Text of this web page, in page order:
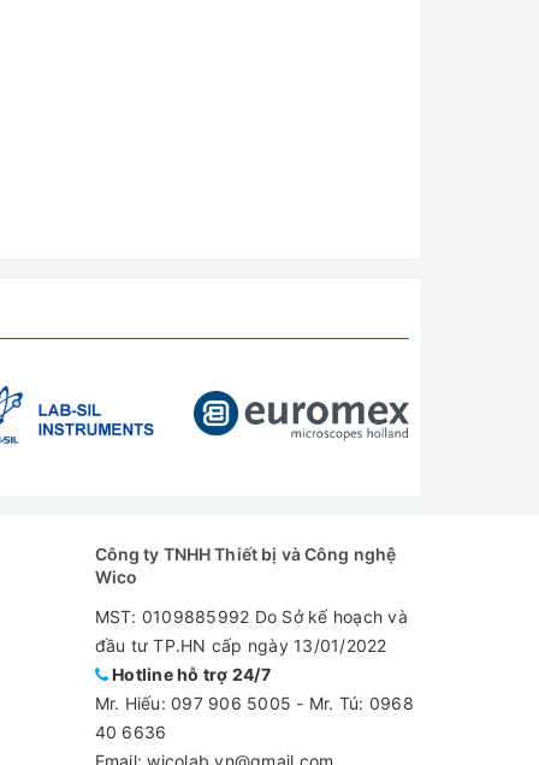
Công ty TNHH Thiết bị và Công nghệ
Wico
MST: 0109885992 Do Sở kế hoạch và
đầu tư TP.HN cấp ngày 13/01/2022
Hotline hỗ trợ 24/7
Mr. Hiếu: 097 906 5005 - Mr. Tú: 0968
40 6636
Email: wicolab.vn@gmail.com